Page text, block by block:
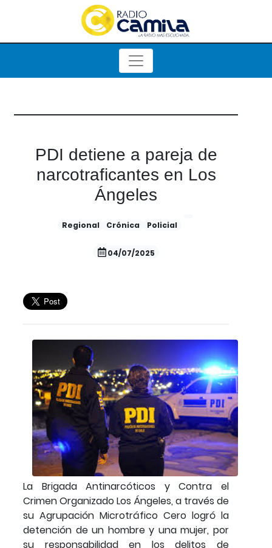
PDI detiene a pareja de
narcotraficantes en Los
Ángeles
Regional Crónica Policial
04/07/2025
La Brigada Antinarcóticos y Contra el
Crimen Organizado Los Ángeles, a través de
su Agrupación Microtráfico Cero logró la
detención de un hombre y una mujer, por
su responsabilidad en los delitos de